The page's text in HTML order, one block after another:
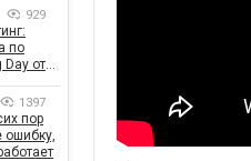
929
по
Day от
1397
пор
ошибку,